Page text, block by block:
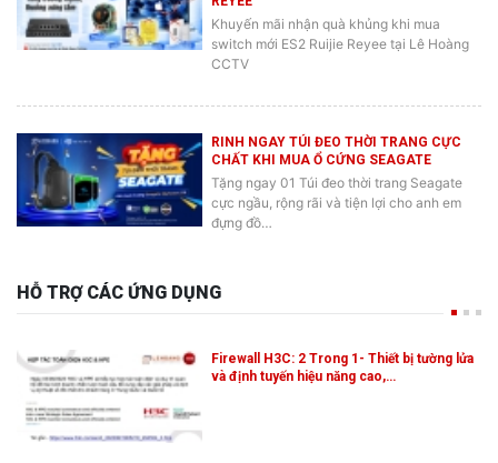
Khuyến mãi nhận quà khủng khi mua
switch mới ES2 Ruijie Reyee tại Lê Hoàng
CCTV
CHẤT KHI MUA Ổ CỨNG SEAGATE
Tặng ngay 01 Túi đeo thời trang Seagate
cực ngầu, rộng rãi và tiện lợi cho anh em
đựng đồ…
HỖ TRỢ CÁC ỨNG DỤNG
và định tuyến hiệu năng cao,…